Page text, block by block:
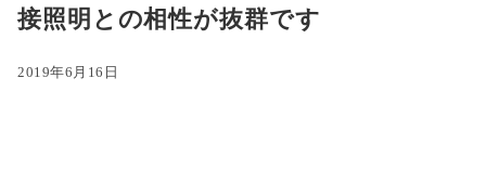
接照明との相性が抜群です
2019年6月16日